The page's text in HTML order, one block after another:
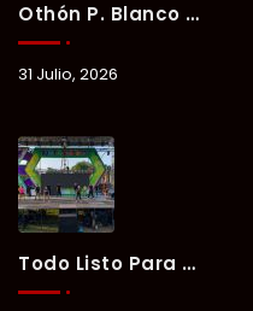
Othón P. Blanco Refrenda Su Compromiso Contra El Maltrato Animal: Vinculan A Proceso A Presunto Responsable Tras Denuncia Del Ayuntamiento.
31 Julio, 2026
Todo Listo Para “Verano Xul-Há 2026”; Un Fin De Semana De Deporte, Música Y Convivencia Familiar.